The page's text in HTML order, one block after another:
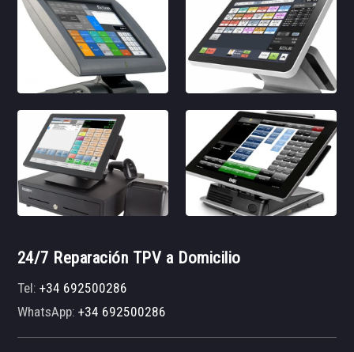
24/7 Reparación TPV a Domicilio
Tel:+34 692500286
WhatsApp:+34 692500286